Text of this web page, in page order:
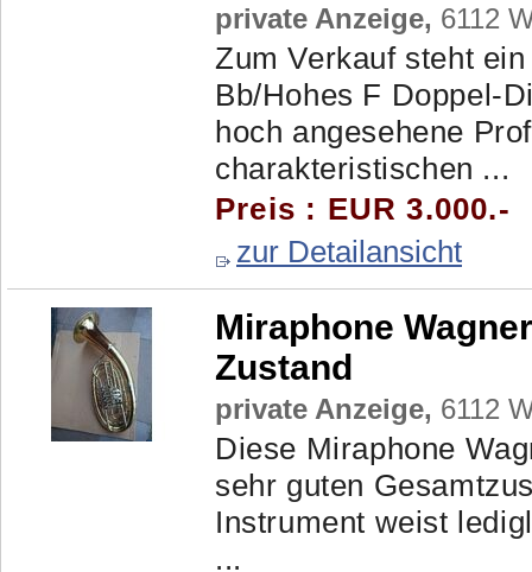
private Anzeige, 6112
Zum Verkauf steht
Bb/Hohes F Doppel-
hoch angesehene
charakteristischen ...
Preis : EUR 3.000.-
zur Detailansicht
Miraphone
Zustand
private Anzeige, 6112
Diese Miraphone
sehr guten
Instrument weist
...